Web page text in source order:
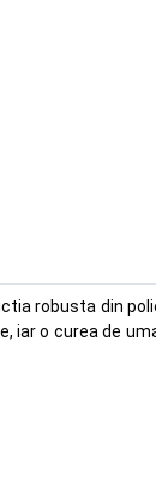
robusta din
iar o curea de